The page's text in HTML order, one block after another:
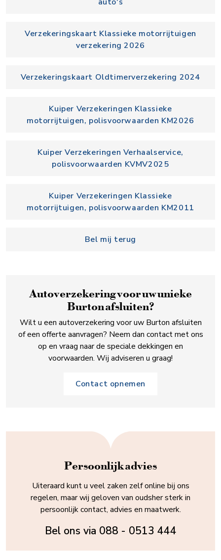
Verzekeringskaart Klassieke motorrijtuigen
verzekering 2026
Verzekeringskaart Oldtimerverzekering 2024
Kuiper Verzekeringen Klassieke
motorrijtuigen, polisvoorwaarden KM2026
Kuiper Verzekeringen Verhaalservice,
polisvoorwaarden KVMV2025
Kuiper Verzekeringen Klassieke
motorrijtuigen, polisvoorwaarden KM2011
Bel mij terug
Auto­verzekering voor uw unieke
Burton afsluiten?
Wilt u een autoverzekering voor uw Burton afsluiten
of een offerte aanvragen? Neem dan contact met ons
op en vraag naar de speciale dekkingen en
voorwaarden. Wij adviseren u graag!
Contact opnemen
Persoonlijk advies
Uiteraard kunt u veel zaken zelf online bij ons
regelen, maar wij geloven van oudsher sterk in
persoonlijk contact, advies en maatwerk.
Bel ons via 088 - 0513 444